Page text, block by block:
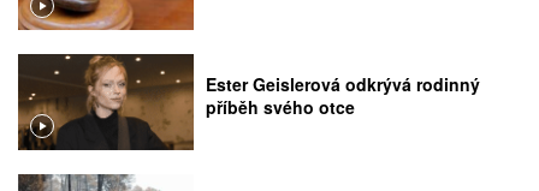
Ester Geislerová odkrývá rodinný
příběh svého otce